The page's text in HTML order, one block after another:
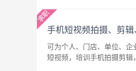
手机短视频拍摄、剪
可为个人、门店、单位、
短视频，培训手机拍摄剪辑